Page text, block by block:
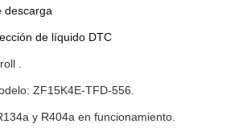
descarga
de líquido DTC
.
ZF15K4E-TFD-556.
y R404a en funcionamiento.